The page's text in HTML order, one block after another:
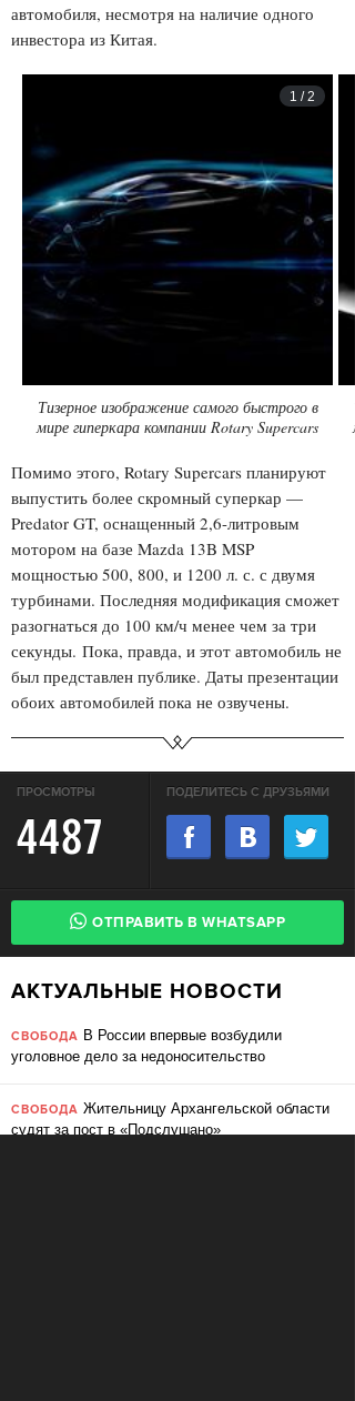
автомобиля, несмотря на наличие одного
инвестора из Китая.
Тизерное изображение самого быстрого в
мире гиперкара компании Rotary Supercars
1 /2
Помимо этого, Rotary Supercars планируют
выпустить более скромный суперкар —
Predator GT, оснащенный 2,6-литровым
мотором на базе Mazda 13B MSP
мощностью 500, 800, и 1200 л. с. с двумя
турбинами. Последняя модификация сможет
разогнаться до 100 км/ч менее чем за три
секунды. Пока, правда, и этот автомобиль не
был представлен публике. Даты презентации
обоих автомобилей пока не озвучены.
ПРОСМОТРЫ
4487
ПОДЕЛИТЕСЬ С ДРУЗЬЯМИ
ОТПРАВИТЬ В WHATSAPP
АКТУАЛЬНЫЕ НОВОСТИ
СВОБОДА В России впервые возбудили
уголовное дело за недоносительство
СВОБОДА Жительницу Архангельской области
судят за пост в «Подслушано»